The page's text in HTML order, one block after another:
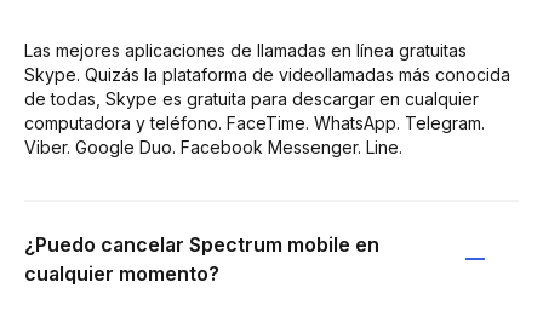
Las mejores aplicaciones de llamadas en línea gratuitas
Skype. Quizás la plataforma de videollamadas más conocida
de todas, Skype es gratuita para descargar en cualquier
computadora y teléfono. FaceTime. WhatsApp. Telegram.
Viber. Google Duo. Facebook Messenger. Line.
¿Puedo cancelar Spectrum mobile en
cualquier momento?